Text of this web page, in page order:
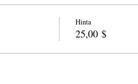
Hinta
25,00 $